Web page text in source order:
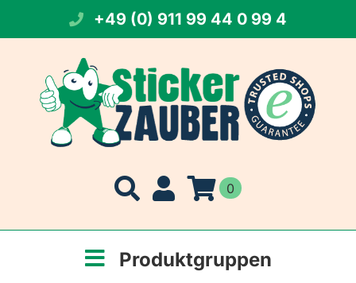
springen
+49 (0) 911 99 44 0 99 4
0
Produktgruppen